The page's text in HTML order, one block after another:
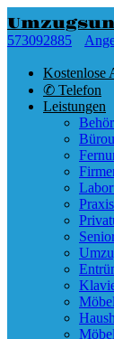
573092885
Kostenlose
✆ Telefon
Leistungen